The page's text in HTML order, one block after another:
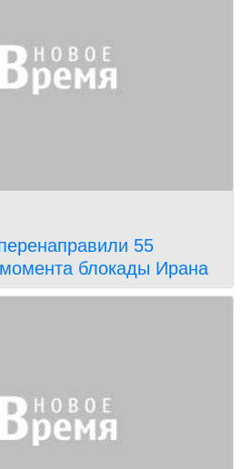
55
блокады Ирана